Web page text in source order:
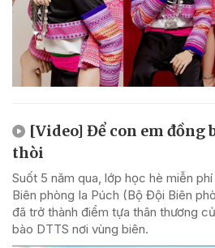
[Video] Để con em đồng
thòi
Suốt 5 năm qua, lớp học hè miễn
Biên phòng Ia Púch (Bộ Đội Biên
đã trở thành điểm tựa thân thương
bào DTTS nơi vùng biên.